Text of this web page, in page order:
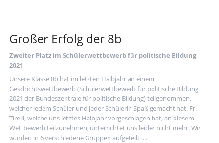
JAHREN
Großer Erfolg der 8b
Zweiter Platz im Schülerwettbewerb für politische Bildung
2021
Unsere Klasse 8b hat im letzten Halbjahr an einem
Geschichtswettbewerb (Schülerwettbewerb für politische Bildung
2021 der Bundeszentrale für politische Bildung) teilgenommen,
welcher jedem Schüler und jeder Schülerin Spaß gemacht hat. Fr.
Tirelli, welche uns letztes Halbjahr vorgeschlagen hat, an diesem
Wettbewerb teilzunehmen, unterrichtet uns leider nicht mehr. Wir
wurden in 6 verschiedene Gruppen aufgeteilt ...